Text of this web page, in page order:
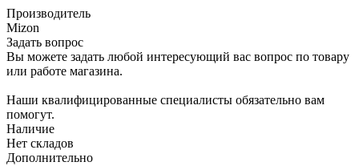
Производитель
Mizon
Задать вопрос
Вы можете задать любой интересующий вас вопрос по товару
или работе магазина.
Наши квалифицированные специалисты обязательно вам
помогут.
Наличие
Нет складов
Дополнительно